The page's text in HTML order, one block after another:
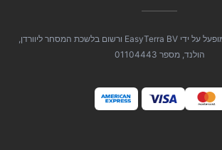
אתר זה הוא בבעלות ומופעל על ידי EasyTerra BV ורשום בלשכת המסחר ליוורדן,
הולנד, מספר 01104443